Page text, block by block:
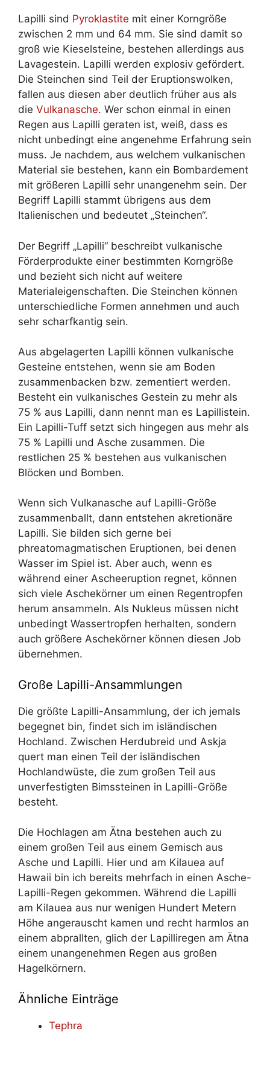
Lapilli sind Pyroklastite mit einer Korngröße
zwischen 2 mm und 64 mm. Sie sind damit so
groß wie Kieselsteine, bestehen allerdings aus
Lavagestein. Lapilli werden explosiv gefördert.
Die Steinchen sind Teil der Eruptionswolken,
fallen aus diesen aber deutlich früher aus als
die Vulkanasche. Wer schon einmal in einen
Regen aus Lapilli geraten ist, weiß, dass es
nicht unbedingt eine angenehme Erfahrung sein
muss. Je nachdem, aus welchem vulkanischen
Material sie bestehen, kann ein Bombardement
mit größeren Lapilli sehr unangenehm sein. Der
Begriff Lapilli stammt übrigens aus dem
Italienischen und bedeutet „Steinchen“.
Der Begriff „Lapilli“ beschreibt vulkanische
Förderprodukte einer bestimmten Korngröße
und bezieht sich nicht auf weitere
Materialeigenschaften. Die Steinchen können
unterschiedliche Formen annehmen und auch
sehr scharfkantig sein.
Aus abgelagerten Lapilli können vulkanische
Gesteine entstehen, wenn sie am Boden
zusammenbacken bzw. zementiert werden.
Besteht ein vulkanisches Gestein zu mehr als
75 % aus Lapilli, dann nennt man es Lapillistein.
Ein Lapilli-Tuff setzt sich hingegen aus mehr als
75 % Lapilli und Asche zusammen. Die
restlichen 25 % bestehen aus vulkanischen
Blöcken und Bomben.
Wenn sich Vulkanasche auf Lapilli-Größe
zusammenballt, dann entstehen akretionäre
Lapilli. Sie bilden sich gerne bei
phreatomagmatischen Eruptionen, bei denen
Wasser im Spiel ist. Aber auch, wenn es
während einer Ascheeruption regnet, können
sich viele Aschekörner um einen Regentropfen
herum ansammeln. Als Nukleus müssen nicht
unbedingt Wassertropfen herhalten, sondern
auch größere Aschekörner können diesen Job
übernehmen.
Große Lapilli-Ansammlungen
Die größte Lapilli-Ansammlung, der ich jemals
begegnet bin, findet sich im isländischen
Hochland. Zwischen Herdubreid und Askja
quert man einen Teil der isländischen
Hochlandwüste, die zum großen Teil aus
unverfestigten Bimssteinen in Lapilli-Größe
besteht.
Die Hochlagen am Ätna bestehen auch zu
einem großen Teil aus einem Gemisch aus
Asche und Lapilli. Hier und am Kilauea auf
Hawaii bin ich bereits mehrfach in einen Asche-
Lapilli-Regen gekommen. Während die Lapilli
am Kilauea aus nur wenigen Hundert Metern
Höhe angerauscht kamen und recht harmlos an
einem abprallten, glich der Lapilliregen am Ätna
einem unangenehmen Regen aus großen
Hagelkörnern.
Ähnliche Einträge
Tephra